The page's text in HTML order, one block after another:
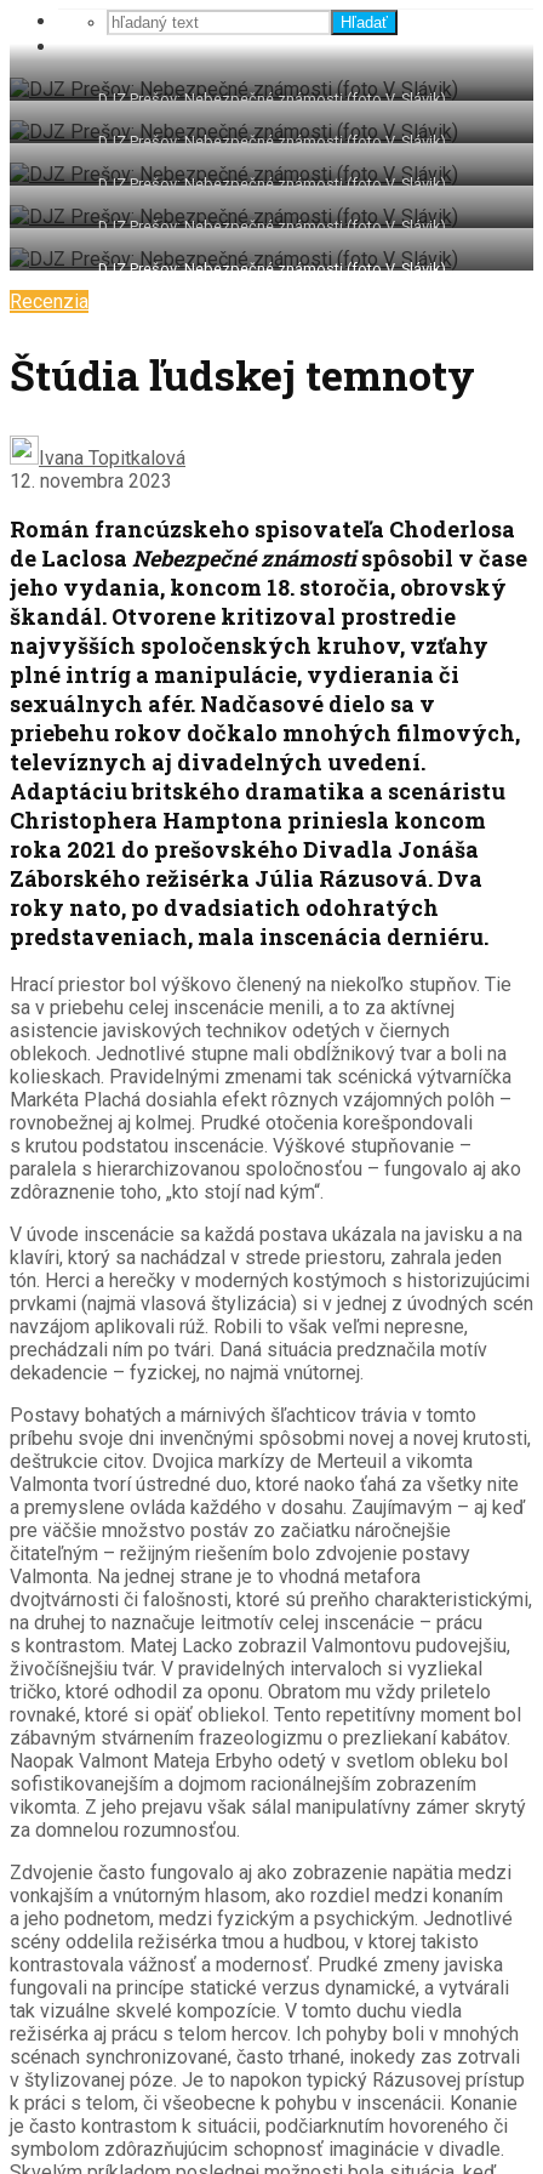
Hľadať
DJZ Prešov: Nebezpečné známosti (foto V. Slávik)
DJZ Prešov: Nebezpečné známosti (foto V. Slávik)
DJZ Prešov: Nebezpečné známosti (foto V. Slávik)
DJZ Prešov: Nebezpečné známosti (foto V. Slávik)
DJZ Prešov: Nebezpečné známosti (foto V. Slávik)
Recenzia
Štúdia ľudskej temnoty
Ivana Topitkalová
12. novembra 2023
Román francúzskeho spisovateľa Choderlosa
de Laclosa Nebezpečné známostispôsobil v čase
jeho vydania, koncom 18. storočia, obrovský
škandál. Otvorene kritizoval prostredie
najvyšších spoločenských kruhov, vzťahy
plné intríg a manipulácie, vydierania či
sexuálnych afér. Nadčasové dielo sa v
priebehu rokov dočkalo mnohých filmových,
televíznych aj divadelných uvedení.
Adaptáciu britského dramatika a scenáristu
Christophera Hamptona priniesla koncom
roka 2021 do prešovského Divadla Jonáša
Záborského režisérka Júlia Rázusová. Dva
roky nato, po dvadsiatich odohratých
predstaveniach, mala inscenácia derniéru.
Hrací priestor bol výškovo členený na niekoľko stupňov. Tie
sa v priebehu celej inscenácie menili, a to za aktívnej
asistencie javiskových technikov odetých v čiernych
oblekoch. Jednotlivé stupne mali obdĺžnikový tvar a boli na
kolieskach. Pravidelnými zmenami tak scénická výtvarníčka
Markéta Plachá dosiahla efekt rôznych vzájomných polôh –
rovnobežnej aj kolmej. Prudké otočenia korešpondovali
s krutou podstatou inscenácie. Výškové stupňovanie –
paralela s hierarchizovanou spoločnosťou – fungovalo aj ako
zdôraznenie toho, „kto stojí nad kým“.
V úvode inscenácie sa každá postava ukázala na javisku a na
klavíri, ktorý sa nachádzal v strede priestoru, zahrala jeden
tón. Herci a herečky v moderných kostýmoch s historizujúcimi
prvkami (najmä vlasová štylizácia) si v jednej z úvodných scén
navzájom aplikovali rúž. Robili to však veľmi nepresne,
prechádzali ním po tvári. Daná situácia predznačila motív
dekadencie – fyzickej, no najmä vnútornej.
Postavy bohatých a márnivých šľachticov trávia v tomto
príbehu svoje dni invenčnými spôsobmi novej a novej krutosti,
deštrukcie citov. Dvojica markízy de Merteuil a vikomta
Valmonta tvorí ústredné duo, ktoré naoko ťahá za všetky nite
a premyslene ovláda každého v dosahu. Zaujímavým – aj keď
pre väčšie množstvo postáv zo začiatku náročnejšie
čitateľným – režijným riešením bolo zdvojenie postavy
Valmonta. Na jednej strane je to vhodná metafora
dvojtvárnosti či falošnosti, ktoré sú preňho charakteristickými,
na druhej to naznačuje leitmotív celej inscenácie – prácu
s kontrastom. Matej Lacko zobrazil Valmontovu pudovejšiu,
živočíšnejšiu tvár. V pravidelných intervaloch si vyzliekal
tričko, ktoré odhodil za oponu. Obratom mu vždy priletelo
rovnaké, ktoré si opäť obliekol. Tento repetitívny moment bol
zábavným stvárnením frazeologizmu o prezliekaní kabátov.
Naopak Valmont Mateja Erbyho odetý v svetlom obleku bol
sofistikovanejším a dojmom racionálnejším zobrazením
vikomta. Z jeho prejavu však sálal manipulatívny zámer skrytý
za domnelou rozumnosťou.
Zdvojenie často fungovalo aj ako zobrazenie napätia medzi
vonkajším a vnútorným hlasom, ako rozdiel medzi konaním
a jeho podnetom, medzi fyzickým a psychickým. Jednotlivé
scény oddelila režisérka tmou a hudbou, v ktorej takisto
kontrastovala vážnosť a modernosť. Prudké zmeny javiska
fungovali na princípe statické verzus dynamické, a vytvárali
tak vizuálne skvelé kompozície. V tomto duchu viedla
režisérka aj prácu s telom hercov. Ich pohyby boli v mnohých
scénach synchronizované, často trhané, inokedy zas zotrvali
v štylizovanej póze. Je to napokon typický Rázusovej prístup
k práci s telom, či všeobecne k pohybu v inscenácii. Konanie
je často kontrastom k situácii, podčiarknutím hovoreného či
symbolom zdôrazňujúcim schopnosť imaginácie v divadle.